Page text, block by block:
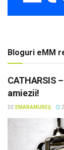
Bloguri eMM
CATHARSIS
amiezii!
DE EMARAMUREȘ